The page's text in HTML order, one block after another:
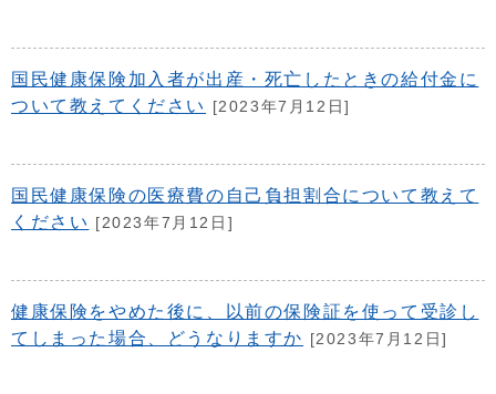
国民健康保険加入者が出産・死亡したときの給付金に
ついて教えてください
[2023年7月12日]
国民健康保険の医療費の自己負担割合について教えて
ください [2023年7月12日]
健康保険をやめた後に、以前の保険証を使って受診し
てしまった場合、どうなりますか [2023年7月12日]